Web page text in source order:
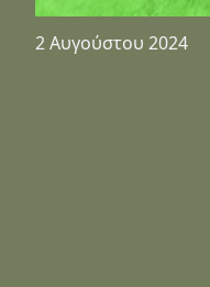
2 Αυγούστου 2024